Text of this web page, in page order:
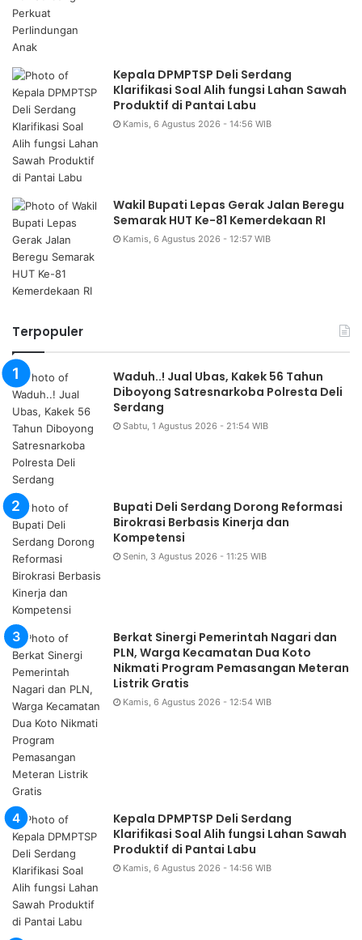
Kepala DPMPTSP Deli Serdang
Klarifikasi Soal Alih fungsi Lahan Sawah
Produktif di Pantai Labu
Kamis, 6 Agustus 2026 - 14:56 WIB
Wakil Bupati Lepas Gerak Jalan Beregu
Semarak HUT Ke-81 Kemerdekaan RI
Kamis, 6 Agustus 2026 - 12:57 WIB
Terpopuler
Waduh..! Jual Ubas, Kakek 56 Tahun
Diboyong Satresnarkoba Polresta Deli
Serdang
Sabtu, 1 Agustus 2026 - 21:54 WIB
Bupati Deli Serdang Dorong Reformasi
Birokrasi Berbasis Kinerja dan
Kompetensi
Senin, 3 Agustus 2026 - 11:25 WIB
Berkat Sinergi Pemerintah Nagari dan
PLN, Warga Kecamatan Dua Koto
Nikmati Program Pemasangan Meteran
Listrik Gratis
Kamis, 6 Agustus 2026 - 12:54 WIB
Kepala DPMPTSP Deli Serdang
Klarifikasi Soal Alih fungsi Lahan Sawah
Produktif di Pantai Labu
Kamis, 6 Agustus 2026 - 14:56 WIB